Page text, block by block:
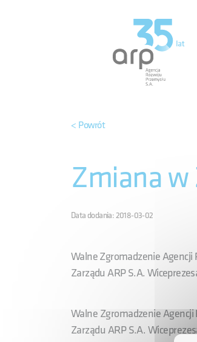
< Powrót
Zmiana w
Data dodania: 2018-03-02
Walne Zgromadzenie Agencji
Zarządu ARP S.A.
Walne Zgromadzenie Agencji
Zarządu ARP S.A.